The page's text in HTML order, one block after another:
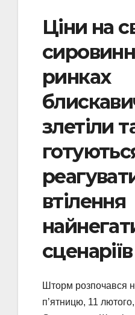
Ціни на
ринках
злетіли
втілення
сценаріїв
Шторм розпочався
п’ятницю, 11 лютого,